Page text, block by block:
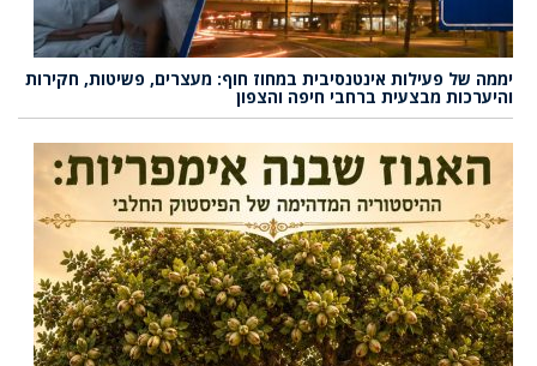
יממה של פעילות אינטנסיבית במחוז חוף: מעצרים, פשיטות, חקירות
והיערכות מבצעית ברחבי חיפה והצפון